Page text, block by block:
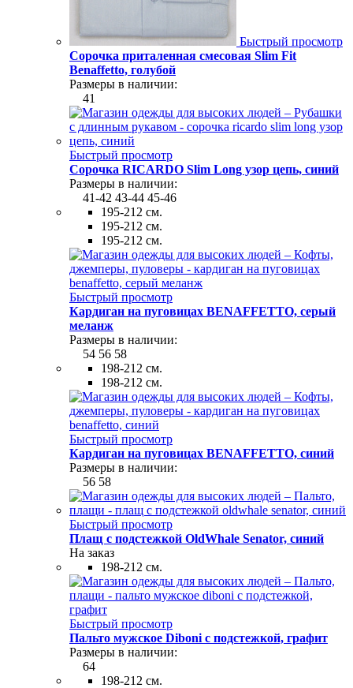
Быстрый просмотр
Сорочка приталенная смесовая Slim Fit
Benaffetto, голубой
Размеры в наличии:
41
Быстрый просмотр
Сорочка RICARDO Slim Long узор цепь, синий
Размеры в наличии:
41-42 43-44 45-46
195-212 см.
195-212 см.
195-212 см.
Быстрый просмотр
Кардиган на пуговицах BENAFFETTO, серый
меланж
Размеры в наличии:
54 56 58
198-212 см.
198-212 см.
Быстрый просмотр
Кардиган на пуговицах BENAFFETTO, синий
Размеры в наличии:
56 58
Быстрый просмотр
Плащ с подстежкой OldWhale Senator, синий
На заказ
198-212 см.
Быстрый просмотр
Пальто мужское Diboni с подстежкой, графит
Размеры в наличии:
64
198-212 см.